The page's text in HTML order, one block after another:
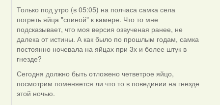
In
reply
to
by
Harrier
Только под утро (в 05:05) на полчаса самка села
погреть яйца "спиной" к камере. Что то мне
подсказывает, что моя версия озвученая ранее, не
далека от истины. А как было по прошлым годам, самка
постоянно ночевала на яйцах при 3х и более штук в
гнезде?
Сегодня должно быть отложено четветрое яйцо,
посмотрим поменяется ли что то в повединии на гнезде
этой ночью.